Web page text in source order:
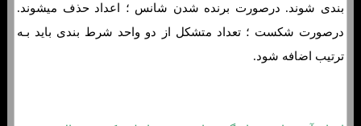
بندی شوند. درصورت برنده شدن شانس ؛ اعداد حذف میشوند.
درصورت شکست ؛ تعداد متشکل از دو واحد شرط بندی باید بـه
ترتیب اضافه شود.